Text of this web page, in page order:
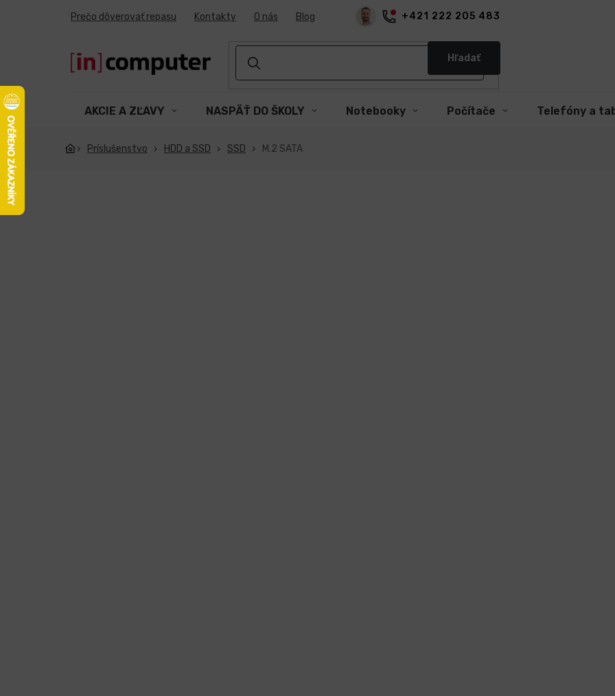
+421 222 205 483
Prečo dôverovať repasu Kontakty O nás Blog
Hľadať
AKCIE A ZĽAVY NASPÄŤ DO ŠKOLY Notebooky Počítače Telefóny a
Príslušenstvo HDD a SSD SSD M.2 SATA